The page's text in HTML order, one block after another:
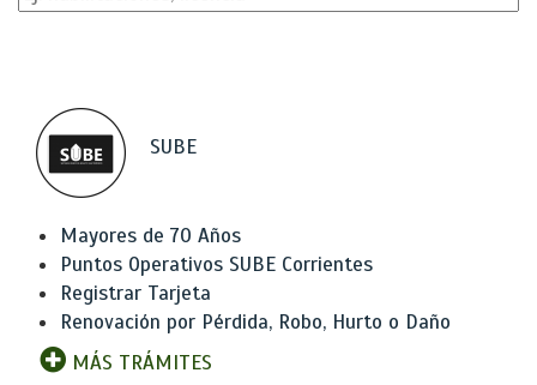
SUBE
Mayores de 70 Años
Puntos Operativos SUBE Corrientes
Registrar Tarjeta
Renovación por Pérdida, Robo, Hurto o Daño
MÁS TRÁMITES